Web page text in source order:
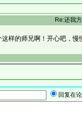
Re:还我
样的师兄啊！开心吧，慢
回复在